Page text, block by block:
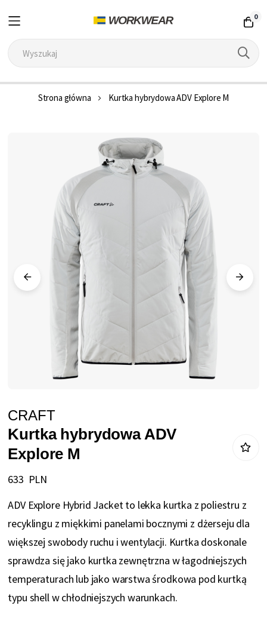
0
PrzejdźStrona główna Kurtka hybrydowa ADV Explore M
na
początek
galerii
CRAFT
Kurtka hybrydowa ADV
Explore M
633 PLN
ADV Explore Hybrid Jacket to lekka kurtka z poliestru z
recyklingu z miękkimi panelami bocznymi z dżerseju dla
większej swobody ruchu i wentylacji. Kurtka doskonale
sprawdza się jako kurtka zewnętrzna w łagodniejszych
temperaturach lub jako warstwa środkowa pod kurtką
typu shell w chłodniejszych warunkach.